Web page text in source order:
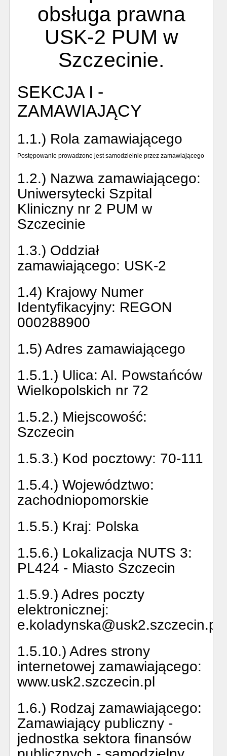
obsługa prawna
USK-2 PUM w
Szczecinie.
SEKCJA I -
ZAMAWIAJĄCY
1.1.) Rola zamawiającego
Postępowanie prowadzone jest samodzielnie przez zamawiającego
1.2.) Nazwa zamawiającego:
Uniwersytecki Szpital
Kliniczny nr 2 PUM w
Szczecinie
1.3.) Oddział
zamawiającego: USK-2
1.4) Krajowy Numer
Identyfikacyjny: REGON
000288900
1.5) Adres zamawiającego
1.5.1.) Ulica: Al. Powstańców
Wielkopolskich nr 72
1.5.2.) Miejscowość:
Szczecin
1.5.3.) Kod pocztowy: 70-111
1.5.4.) Województwo:
zachodniopomorskie
1.5.5.) Kraj: Polska
1.5.6.) Lokalizacja NUTS 3:
PL424 - Miasto Szczecin
1.5.9.) Adres poczty
elektronicznej:
e.koladynska@usk2.szczecin.pl
1.5.10.) Adres strony
internetowej zamawiającego:
www.usk2.szczecin.pl
1.6.) Rodzaj zamawiającego:
Zamawiający publiczny -
jednostka sektora finansów